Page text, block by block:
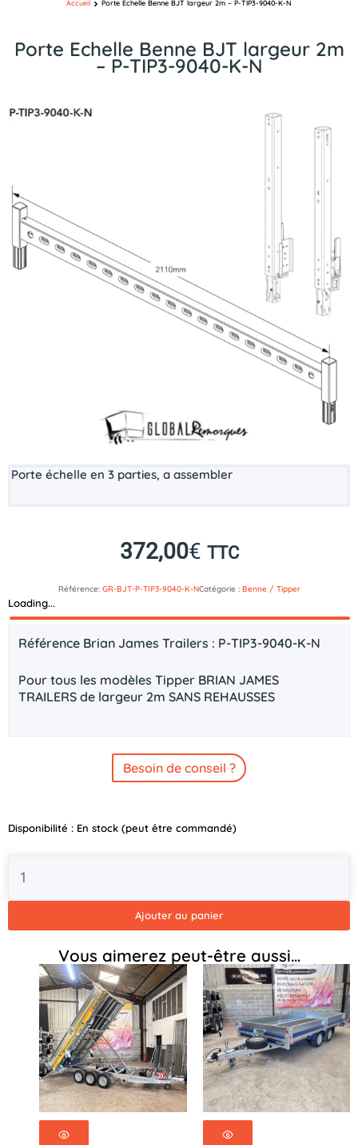
Porte Echelle Benne BJT largeur 2m
– P-TIP3-9040-K-N
Accueil Porte Echelle Benne BJT largeur 2m – P-TIP3-9040-K-N
Porte échelle en 3 parties, a assembler
372,00€ TTC
Référence: GR-BJT-P-TIP3-9040-K-NCatégorie : Benne / Tipper
Loading...
Description
Référence Brian James Trailers : P-TIP3-9040-K-N
Pour tous les modèles Tipper BRIAN JAMES
TRAILERS de largeur 2m SANS REHAUSSES
Besoin de conseil ?
Disponibilité : En stock (peut être commandé)
quantité
Echelle
largeur
Ajouter au panier
Vous aimerez peut-être aussi…